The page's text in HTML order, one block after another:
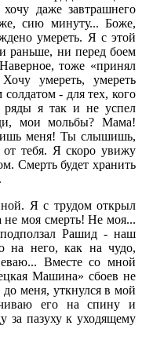
даже завтрашнего
сию минуту... Боже,
умереть. Я с этой
раньше, ни перед боем
тоже «принял
умереть, умереть
- для тех, кого
я так и не успел
мои мольбы? Мама!
меня! Ты слышишь,
тебя. Я скоро увижу
Смерть будет хранить
Я с трудом открыл
не моя смерть! Не моя...
Рашид - наш
на него, как на чудо,
Вместе со мной
Машина» сбоев не
до меня, уткнулся в мой
его на спину и
за пазуху к уходящему